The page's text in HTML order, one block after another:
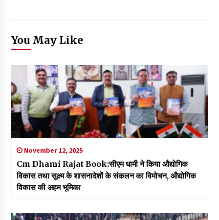
You May Like
November 12, 2025
Cm Dhami Rajat Book:सीएम धामी ने किया औद्योगिक
विकास तथा सूक्ष्म के शासनादेशों के संकलन का विमोचन, औद्योगिक
विकास की अहम भूमिका